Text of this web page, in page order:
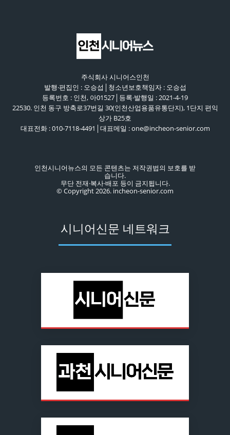
주식회사 시니어스인천
발행·편집인 : 오승섭│청소년보호책임자 : 오승섭
등록번호 : 인천, 아01527│등록·발행일 : 2021-4-19
22530. 인천 동구 방축로37번길 30(인천산업용품유통단지), 1단지 편익
상가 B25호
대표전화 : 010-7118-4491│대표메일 : one@incheon-senior.com
인천시니어뉴스의 모든 콘텐츠는 저작권법의 보호를 받
습니다.
무단 전재·복사·배포 등이 금지됩니다.
© Copyright 2026. incheon-senior.com
시니어신문 네트워크